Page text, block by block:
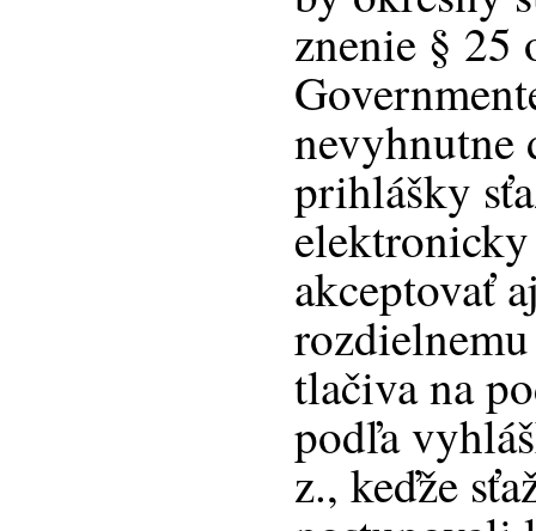
znenie § 25
nevyhnutne
prihlášky
akceptovať
tlačiva na
podľa
z., keďže